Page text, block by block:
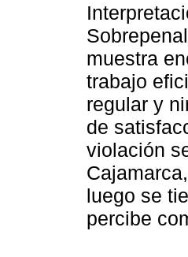
muestra
trabajo
regular y
de
violación
luego se
percibe